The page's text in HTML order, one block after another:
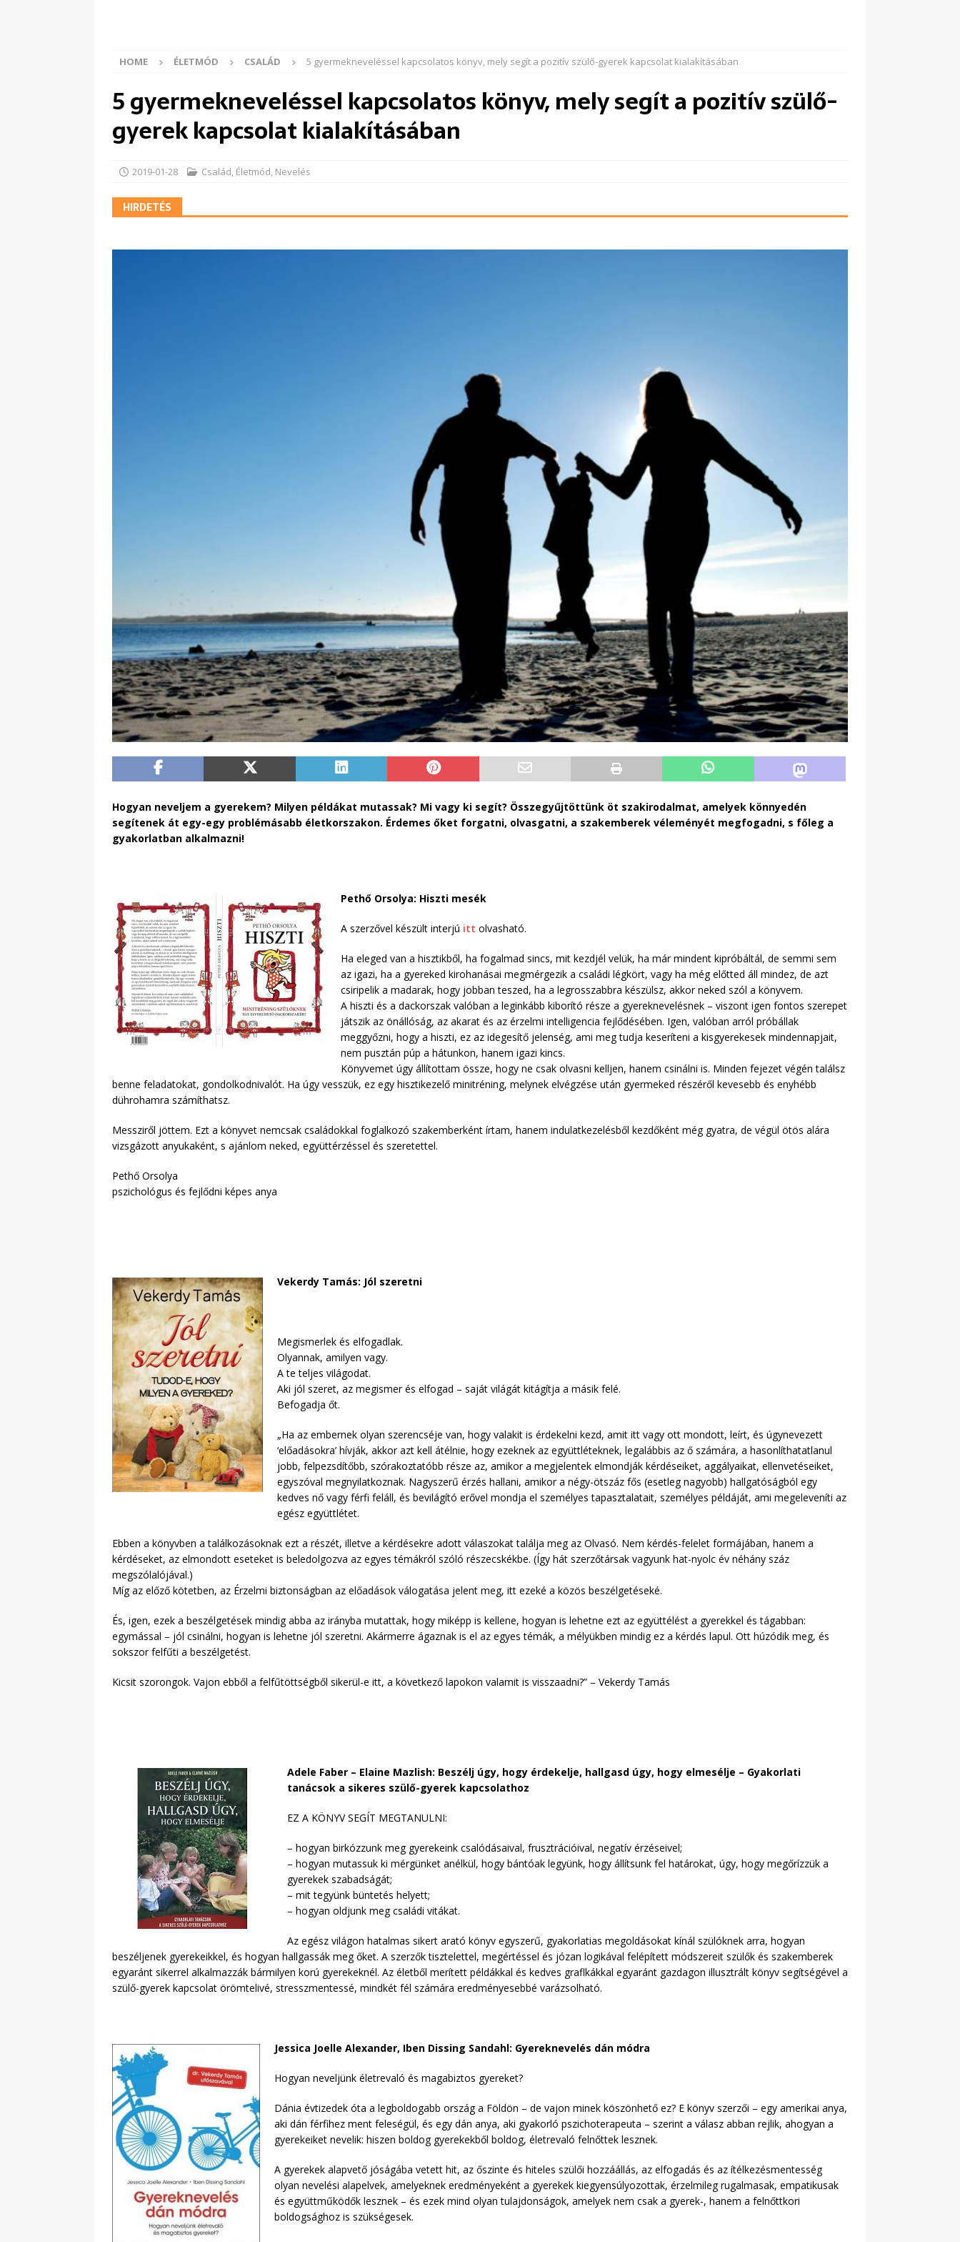
HOME ÉLETMÓD CSALÁD 5 gyermekneveléssel kapcsolatos könyv, mely segít a pozitív szülő-gyerek kapcsolat kialakításában
5 gyermekneveléssel kapcsolatos könyv, mely segít a pozitív szülő-
gyerek kapcsolat kialakításában
2019-01-28 Család, Életmód, Nevelés
HIRDETÉS
Hogyan neveljem a gyerekem? Milyen példákat mutassak? Mi vagy ki segít? Összegyűjtöttünk öt szakirodalmat, amelyek könnyedén
segítenek át egy-egy problémásabb életkorszakon. Érdemes őket forgatni, olvasgatni, a szakemberek véleményét megfogadni, s főleg a
gyakorlatban alkalmazni!
Pethő Orsolya: Hiszti mesék
A szerzővel készült interjú itt olvasható.
Ha eleged van a hisztikből, ha fogalmad sincs, mit kezdjél velük, ha már mindent kipróbáltál, de semmi sem
az igazi, ha a gyereked kirohanásai megmérgezik a családi légkört, vagy ha még előtted áll mindez, de azt
csiripelik a madarak, hogy jobban teszed, ha a legrosszabbra készülsz, akkor neked szól a könyvem.
A hiszti és a dackorszak valóban a leginkább kiborító része a gyereknevelésnek – viszont igen fontos szerepet
játszik az önállóság, az akarat és az érzelmi intelligencia fejlődésében. Igen, valóban arról próbállak
meggyőzni, hogy a hiszti, ez az idegesítő jelenség, ami meg tudja keseríteni a kisgyerekesek mindennapjait,
nem pusztán púp a hátunkon, hanem igazi kincs.
Könyvemet úgy állítottam össze, hogy ne csak olvasni kelljen, hanem csinálni is. Minden fejezet végén találsz
benne feladatokat, gondolkodnivalót. Ha úgy vesszük, ez egy hisztikezelő minitréning, melynek elvégzése után gyermeked részéről kevesebb és enyhébb
dührohamra számíthatsz.
Messziről jöttem. Ezt a könyvet nemcsak családokkal foglalkozó szakemberként írtam, hanem indulatkezelésből kezdőként még gyatra, de végül ötös alára
vizsgázott anyukaként, s ajánlom neked, együttérzéssel és szeretettel.
Pethő Orsolya
pszichológus és fejlődni képes anya
Vekerdy Tamás: Jól szeretni
Megismerlek és elfogadlak.
Olyannak, amilyen vagy.
A te teljes világodat.
Aki jól szeret, az megismer és elfogad – saját világát kitágítja a másik felé.
Befogadja őt.
„Ha az embernek olyan szerencséje van, hogy valakit is érdekelni kezd, amit itt vagy ott mondott, leírt, és úgynevezett
‘előadásokra’ hívják, akkor azt kell átélnie, hogy ezeknek az együttléteknek, legalábbis az ő számára, a hasonlíthatatlanul
jobb, felpezsdítőbb, szórakoztatóbb része az, amikor a megjelentek elmondják kérdéseiket, aggályaikat, ellenvetéseiket,
egyszóval megnyilatkoznak. Nagyszerű érzés hallani, amikor a négy-ötszáz fős (esetleg nagyobb) hallgatóságból egy
kedves nő vagy férfi feláll, és bevilágító erővel mondja el személyes tapasztalatait, személyes példáját, ami megeleveníti az
egész együttlétet.
Ebben a könyvben a találkozásoknak ezt a részét, illetve a kérdésekre adott válaszokat találja meg az Olvasó. Nem kérdés-felelet formájában, hanem a
kérdéseket, az elmondott eseteket is beledolgozva az egyes témákról szóló részecskékbe. (Így hát szerzőtársak vagyunk hat-nyolc év néhány száz
megszólalójával.)
Míg az előző kötetben, az Érzelmi biztonságban az előadások válogatása jelent meg, itt ezeké a közös beszélgetéseké.
És, igen, ezek a beszélgetések mindig abba az irányba mutattak, hogy miképp is kellene, hogyan is lehetne ezt az együttélést a gyerekkel és tágabban:
egymással – jól csinálni, hogyan is lehetne jól szeretni. Akármerre ágaznak is el az egyes témák, a mélyükben mindig ez a kérdés lapul. Ott húzódik meg, és
sokszor felfűti a beszélgetést.
Kicsit szorongok. Vajon ebből a felfűtöttségből sikerül-e itt, a következő lapokon valamit is visszaadni?” – Vekerdy Tamás
Adele Faber – Elaine Mazlish: Beszélj úgy, hogy érdekelje, hallgasd úgy, hogy elmesélje – Gyakorlati
tanácsok a sikeres szülő-gyerek kapcsolathoz
EZ A KÖNYV SEGÍT MEGTANULNI:
– hogyan birkózzunk meg gyerekeink csalódásaival, frusztrációival, negatív érzéseivel;
– hogyan mutassuk ki mérgünket anélkül, hogy bántóak legyünk, hogy állítsunk fel határokat, úgy, hogy megőrízzük a
gyerekek szabadságát;
– mit tegyünk büntetés helyett;
– hogyan oldjunk meg családi vitákat.
Az egész világon hatalmas sikert arató könyv egyszerű, gyakorlatias megoldásokat kínál szülóknek arra, hogyan
beszéljenek gyerekeikkel, és hogyan hallgassák meg őket. A szerzők tisztelettel, megértéssel és józan logikával felépített módszereit szülők és szakemberek
egyaránt sikerrel alkalmazzák bármilyen korú gyerekeknél. Az életből merített példákkal és kedves graflkákkal egyaránt gazdagon illusztrált könyv segítségével a
szülő-gyerek kapcsolat örömtelivé, stresszmentessé, mindkét fél számára eredményesebbé varázsolható.
Jessica Joelle Alexander, Iben Dissing Sandahl: Gyereknevelés dán módra
Hogyan neveljünk életrevaló és magabiztos gyereket?
Dánia évtizedek óta a legboldogabb ország a Földön – de vajon minek köszönhető ez? E könyv szerzői – egy amerikai anya,
aki dán férfihez ment feleségül, és egy dán anya, aki gyakorló pszichoterapeuta – szerint a válasz abban rejlik, ahogyan a
gyerekeiket nevelik: hiszen boldog gyerekekből boldog, életrevaló felnőttek lesznek.
A gyerekek alapvető jóságába vetett hit, az őszinte és hiteles szülői hozzáállás, az elfogadás és az ítélkezésmentesség
olyan nevelési alapelvek, amelyeknek eredményeként a gyerekek kiegyensúlyozottak, érzelmileg rugalmasak, empatikusak
és együttműködők lesznek – és ezek mind olyan tulajdonságok, amelyek nem csak a gyerek-, hanem a felnőttkori
boldogsághoz is szükségesek.